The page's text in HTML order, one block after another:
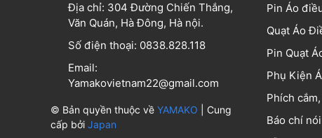
Địa chỉ: 304 Đường Chiến Thắng,
Văn Quán, Hà Đông, Hà nội.
Số điện thoại: 0838.828.118
Email:
Yamakovietnam22@gmail.com
© Bản quyền thuộc về YAMAKO | Cung
cấp bởi Japan
Pin Áo
Quạt Áo
Pin Quạt
Phụ Kiện
Phích
Báo chí